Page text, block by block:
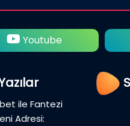
Youtube
ile Fantezi
Adresi: